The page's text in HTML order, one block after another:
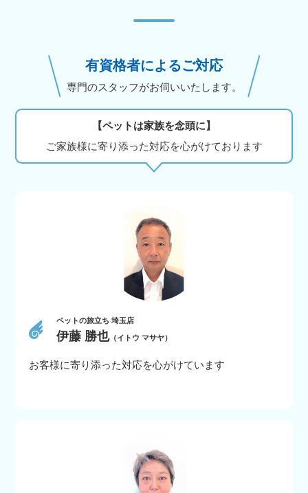
有資格者によるご対応
専門のスタッフがお伺いいたします。
【ペットは家族を念頭に】
ご家族様に寄り添った対応を心がけております
ペットの旅立ち 埼玉店
伊藤 勝也（イトウ マサヤ）
お客様に寄り添った対応を心がけています